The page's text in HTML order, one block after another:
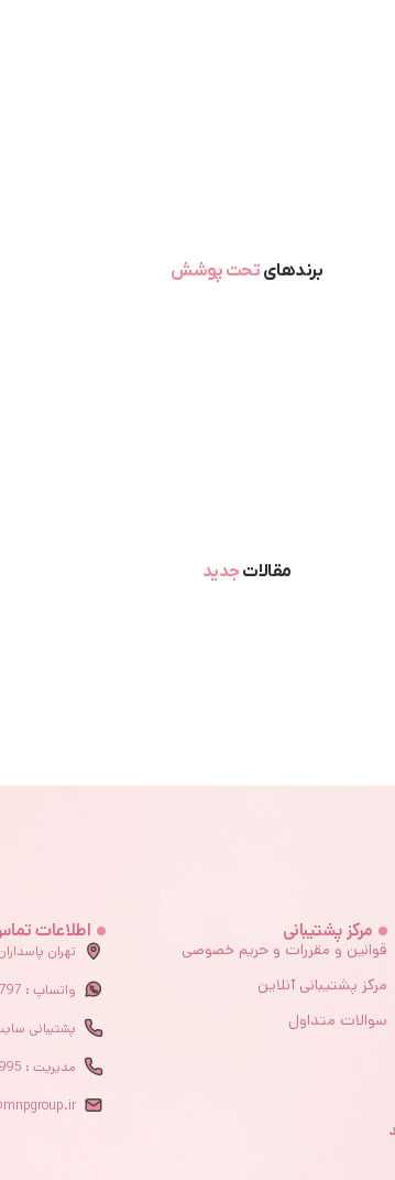
برندهای تحت پوشش
مقالاتجدید
مرکز پشتیبانی
قوانین و مقررات و حریم خصوصی
مرکز پشتیبانی آنلاین
سوالات متداول
اطلاعات
تهران
واتساپ : 09372987797
پشتیبانی سایت :
مدیریت : 09123997995